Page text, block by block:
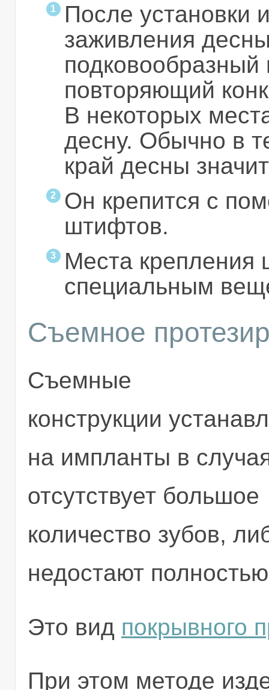
После установки
заживления
повторяющий
В некоторых
десну. Обычно в
край десны
Он крепится с
штифтов.
Места крепления
специальным
Съемное
Съемные
конструкции
на импланты в
отсутствует большое
количество зубов,
недостают
Это вид покрывного
При этом методе